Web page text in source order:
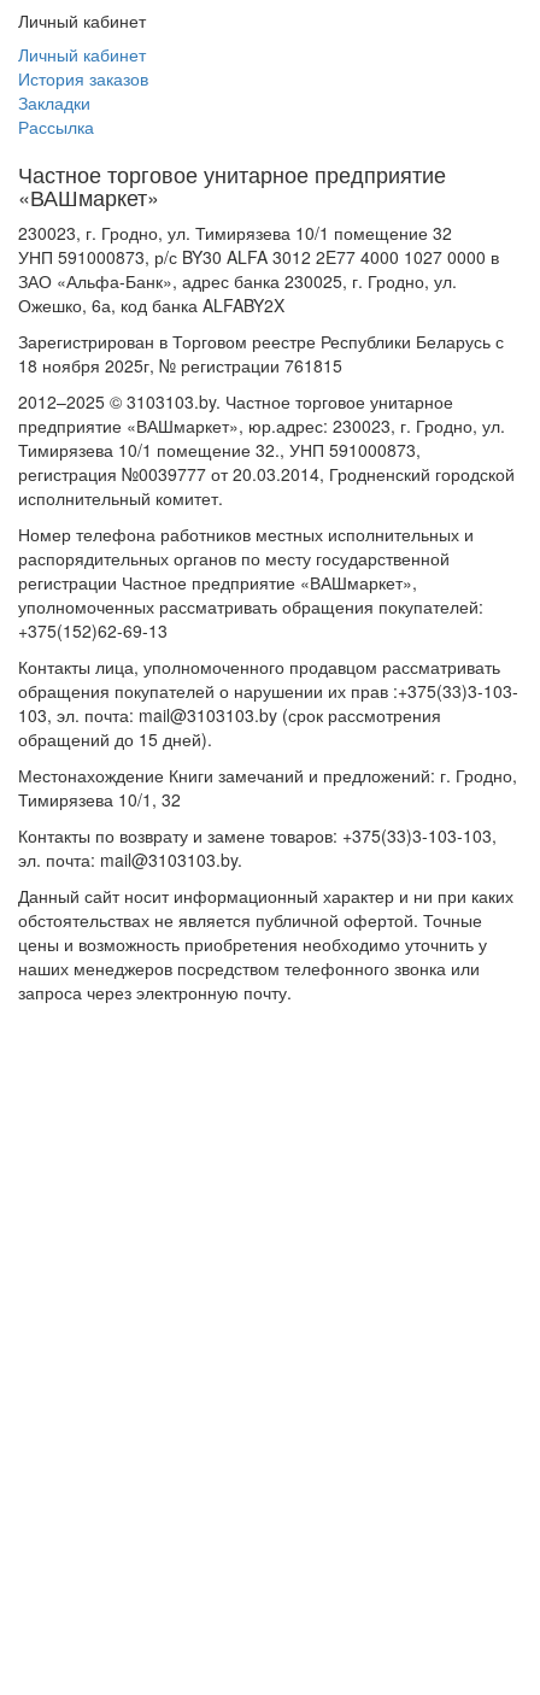
Личный кабинет
Личный кабинет
История заказов
Закладки
Рассылка
Частное торговое унитарное предприятие
«ВАШмаркет»
230023, г. Гродно, ул. Тимирязева 10/1 помещение 32
УНП 591000873, р/с BY30 ALFA 3012 2E77 4000 1027 0000 в
ЗАО «Альфа-Банк», адрес банка 230025, г. Гродно, ул.
Ожешко, 6а, код банка ALFABY2X
Зарегистрирован в Торговом реестре Республики Беларусь с
18 ноября 2025г, № регистрации 761815
2012–2025 © 3103103.by. Частное торговое унитарное
предприятие «ВАШмаркет», юр.адрес: 230023, г. Гродно, ул.
Тимирязева 10/1 помещение 32., УНП 591000873,
регистрация №0039777 от 20.03.2014, Гродненский городской
исполнительный комитет.
Номер телефона работников местных исполнительных и
распорядительных органов по месту государственной
регистрации Частное предприятие «ВАШмаркет»,
уполномоченных рассматривать обращения покупателей:
+375(152)62-69-13
Контакты лица, уполномоченного продавцом рассматривать
обращения покупателей о нарушении их прав :+375(33)3-103-
103, эл. почта: mail@3103103.by (срок рассмотрения
обращений до 15 дней).
Местонахождение Книги замечаний и предложений: г. Гродно,
Тимирязева 10/1, 32
Контакты по возврату и замене товаров: +375(33)3-103-103,
эл. почта: mail@3103103.by.
Данный сайт носит информационный характер и ни при каких
обстоятельствах не является публичной офертой. Точные
цены и возможность приобретения необходимо уточнить у
наших менеджеров посредством телефонного звонка или
запроса через электронную почту.